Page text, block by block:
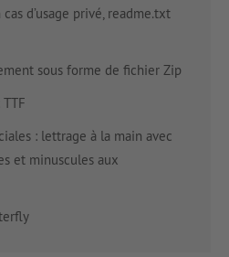
d’usage privé, readme.txt
sous forme de fichier Zip
: lettrage à la main avec
et minuscules aux